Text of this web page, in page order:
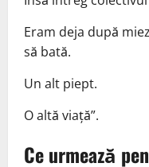
Eram deja după
să bată.
Un alt piept.
O altă viață”.
Ce urmează